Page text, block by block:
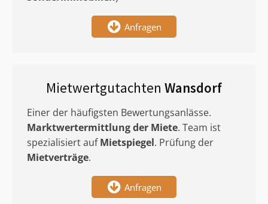
Anfragen
Mietwertgutachten Wansdorf
Einer der häufigsten Bewertungsanlässe.
Marktwertermittlungder Miete. Team ist
spezialisiert aufMietspiegel. Prüfung der
Mietverträge.
Anfragen